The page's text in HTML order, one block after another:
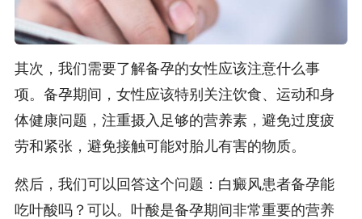
其次，我们需要了解备孕的女性应该注意什么事
项。备孕期间，女性应该特别关注饮食、运动和身
体健康问题，注重摄入足够的营养素，避免过度疲
劳和紧张，避免接触可能对胎儿有害的物质。
然后，我们可以回答这个问题：白癜风患者备孕能
吃叶酸吗？可以。叶酸是备孕期间非常重要的营养